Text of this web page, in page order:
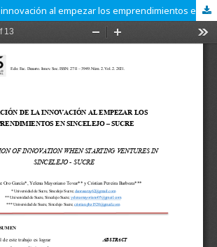
Evaluación de la innovación al empezar los emprendimientos en Sincelejo – Sucre